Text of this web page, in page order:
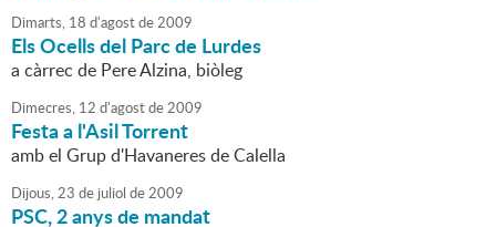
Dimarts, 18 d'agostde2009
Els Ocells del Parc de Lurdes
a càrrec de Pere Alzina, biòleg
Dimecres, 12 d'agostde2009
Festa a l'Asil Torrent
amb el Grup d'Havaneres de Calella
Dijous,23 de juliol de2009
PSC, 2 anys de mandat